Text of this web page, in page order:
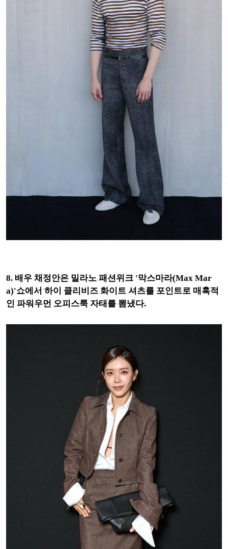
8. 배우 채정안은 밀라노 패션위크 '막스마라(Max Mar
a)'쇼에서 하이 클리비즈 화이트 셔츠를 포인트로 매혹적
인 파워우먼 오피스룩 자태를 뽐냈다.